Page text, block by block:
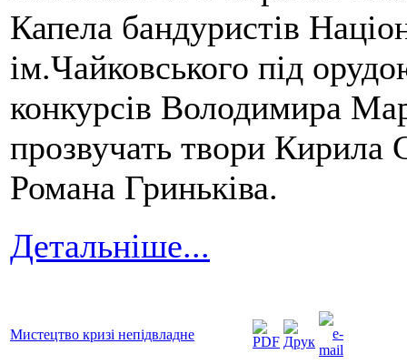
Капела бандуристів
ім.Чайковського під
конкурсів Володимира
прозвучать твори Кирила
Романа Гриньківа.
Детальніше...
Мистецтво кризі непідвладне